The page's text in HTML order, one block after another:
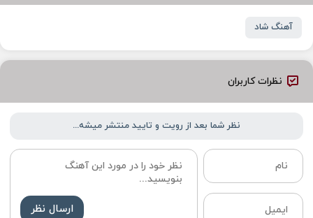
آهنگ شاد
نظرات کاربران
نظر شما بعد از رویت و تایید منتشر میشه...
ارسال نظر